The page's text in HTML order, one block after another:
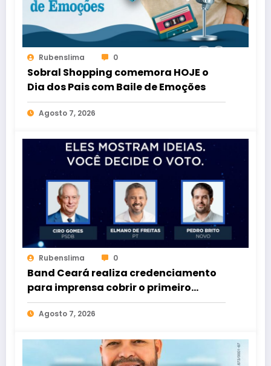
Rubenslima 0
Sobral Shopping comemora HOJE o
Dia dos Pais com Baile de Emoções
Agosto 7, 2026
Rubenslima 0
Band Ceará realiza credenciamento
para imprensa cobrir o primeiro
debate entre candidatos ao Governo
do Estado
Agosto 7, 2026